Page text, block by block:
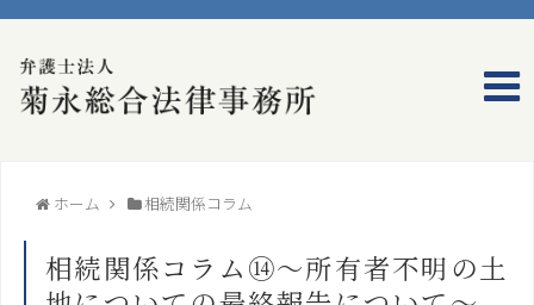
ホーム 相続関係コラム
相続関係コラム⑭～所有者不明の土
事務所のご案内
事務所概要